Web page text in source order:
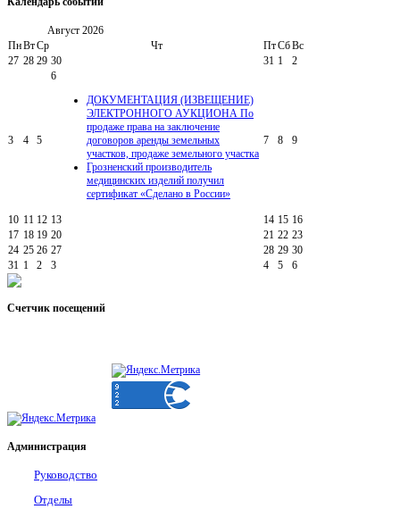
Август 2026
ПнВтСр Чт ПтСбВс
27 28 29 30 31 1 2
3 4 5
6
ДОКУМЕНТАЦИЯ (ИЗВЕЩЕНИЕ)
ЭЛЕКТРОННОГО АУКЦИОНА По
продаже права на заключение
договоров аренды земельных
участков, продаже земельного участка
Грозненский производитель
медицинских изделий получил
сертификат «Сделано в России»
7 8 9
10 11 12 13 14 15 16
17 18 19 20 21 22 23
24 25 26 27 28 29 30
31 1 2 3 4 5 6
Счетчик посещений
Администрация
Руководство
Отделы